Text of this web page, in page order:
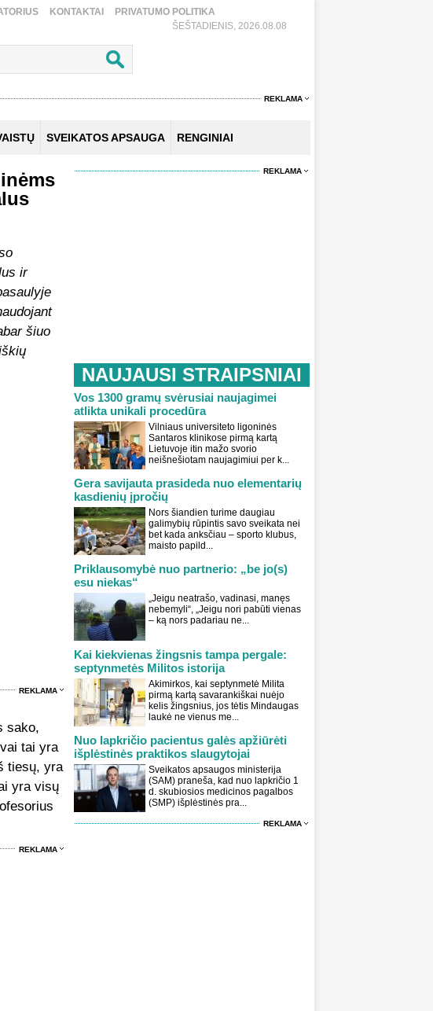
KONTAKTAI
PRIVATUMO POLITIKA
ŠEŠTADIENIS, 2026.08.08
REKLAMA
SVEIKATOS APSAUGA RENGINIAI
ir
šiuo
REKLAMA
sako,
tai yra
tiesų, yra
yra visų
REKLAMA
REKLAMA
NAUJAUSI STRAIPSNIAI
Vos 1300 gramų svėrusiai naujagimei
atlikta unikali procedūra
Vilniaus universiteto ligoninės
Santaros klinikose pirmą kartą
Lietuvoje itin mažo svorio
neišnešiotam naujagimiui per k...
Gera savijauta prasideda nuo elementarių
kasdienių įpročių
Nors šiandien turime daugiau
galimybių rūpintis savo sveikata nei
bet kada anksčiau – sporto klubus,
maisto papild...
Priklausomybė nuo partnerio: „be jo(s)
esu niekas“
„Jeigu neatrašo, vadinasi, manęs
nebemyli“, „Jeigu nori pabūti vienas
– ką nors padariau ne...
Kai kiekvienas žingsnis tampa pergale:
septynmetės Militos istorija
Akimirkos, kai septynmetė Milita
pirmą kartą savarankiškai nuėjo
kelis žingsnius, jos tėtis Mindaugas
laukė ne vienus me...
Nuo lapkričio pacientus galės apžiūrėti
išplėstinės praktikos slaugytojai
Sveikatos apsaugos ministerija
(SAM) praneša, kad nuo lapkričio 1
d. skubiosios medicinos pagalbos
(SMP) išplėstinės pra...
REKLAMA